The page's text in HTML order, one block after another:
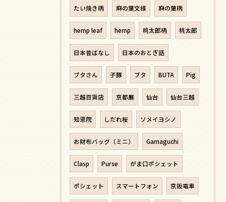
たい焼き柄 麻の葉文様 麻の葉柄
hemp leaf hemp 桃太郎柄 桃太郎
日本昔ばなし 日本のおとぎ話
ブタさん 子豚 ブタ BUTA Pig
三越百貨店 京都展 仙台 仙台三越
知恩院 しだれ桜 ソメイヨシノ
お財布バッグ（ミニ） Gamaguchi
Clasp Purse がま口ポシェット
ポシェット スマートフォン 京阪電車